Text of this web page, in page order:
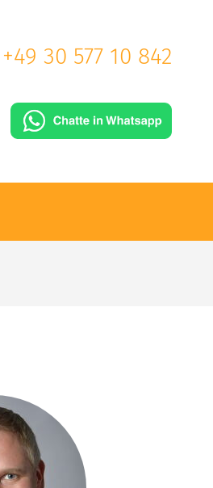
+49 30 577 10 842